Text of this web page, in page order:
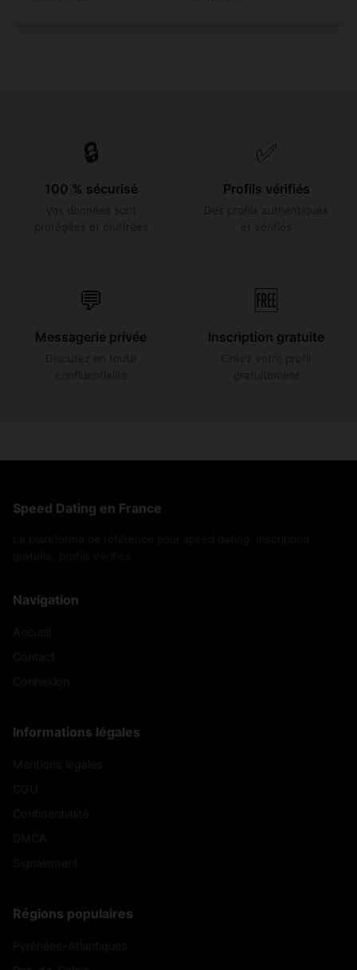
🔒
100 % sécurisé
✅
Profils vérifiés
💬
Messagerie privée
🆓
Inscription gratuite
Speed Dating en France
Navigation
Informations légales
Régions populaires